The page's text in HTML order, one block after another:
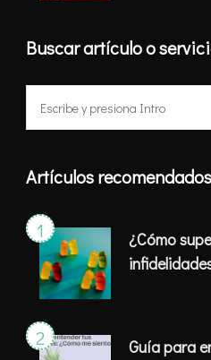
Buscar artículo o
Buscar:
Artículos recomendados
¿Cómo
Guía para